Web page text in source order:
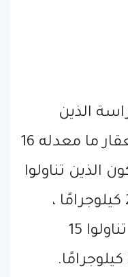
الذين
تناولوا 5 ملليجرام من العقار ما معدله 16
الذين تناولوا
10 ملليجرام ما معدله 22 كيلوجرامًا ،
وخسر المشاركون الذين تناولوا 15